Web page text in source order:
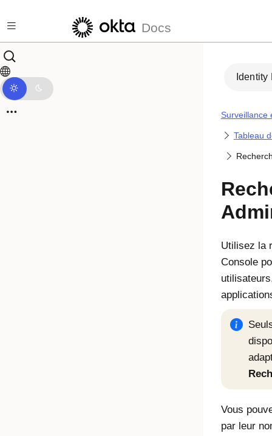
Docs
Identity
Surveillance
Tableau
Utilisez la
Console
Vous
par leur